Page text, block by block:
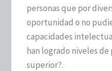
personas que por
oportunidad o no
capacidades
han logrado niveles
superior?.